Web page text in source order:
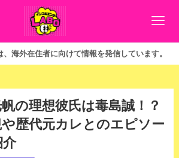
向けて情報を発信しています。
の理想彼氏は毒島誠！？
歴代元カレとのエピソー
介